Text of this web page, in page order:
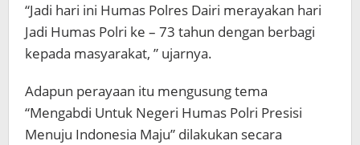
“Jadi hari ini Humas Polres Dairi merayakan hari
Jadi Humas Polri ke – 73 tahun dengan berbagi
kepada masyarakat, ” ujarnya.
Adapun perayaan itu mengusung tema
“Mengabdi Untuk Negeri Humas Polri Presisi
Menuju Indonesia Maju” dilakukan secara